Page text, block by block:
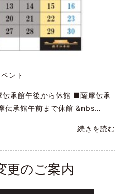
ント
承館午後から休館 ■薩摩伝承
伝承館午前まで休館 &nbs…
続きを読む
更のご案内